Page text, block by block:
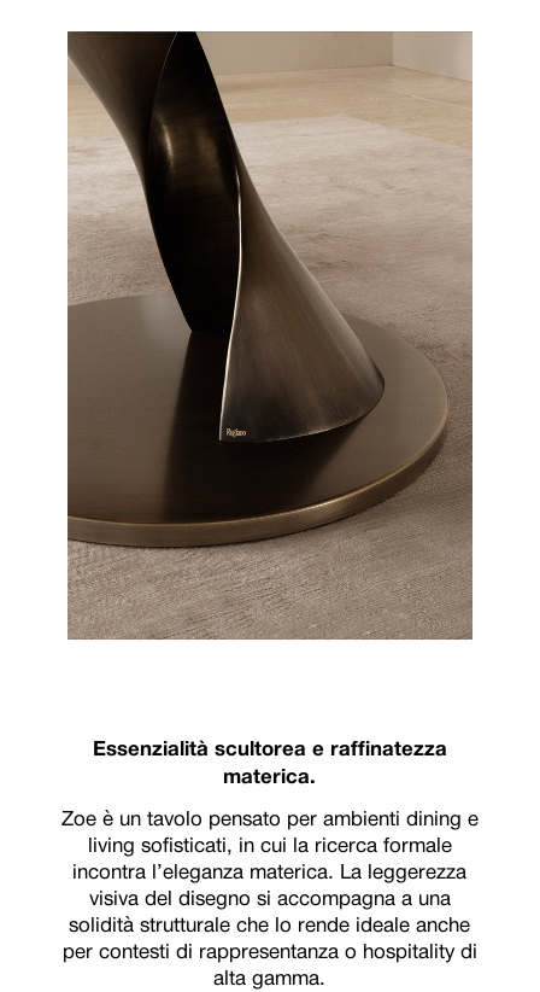
Essenzialità scultorea e raffinatezza
materica.
Zoe è un tavolo pensato per ambienti dining e
living sofisticati, in cui la ricerca formale
incontra l’eleganza materica. La leggerezza
visiva del disegno si accompagna a una
solidità strutturale che lo rende ideale anche
per contesti di rappresentanza o hospitality di
alta gamma.